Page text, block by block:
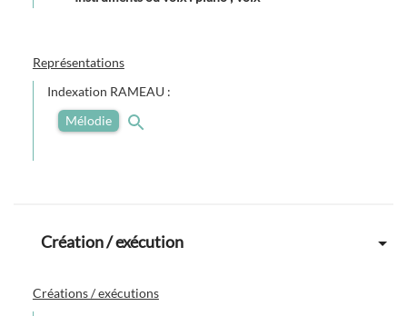
Représentations
Indexation RAMEAU :
Mélodie
Création / exécution
Créations / exécutions